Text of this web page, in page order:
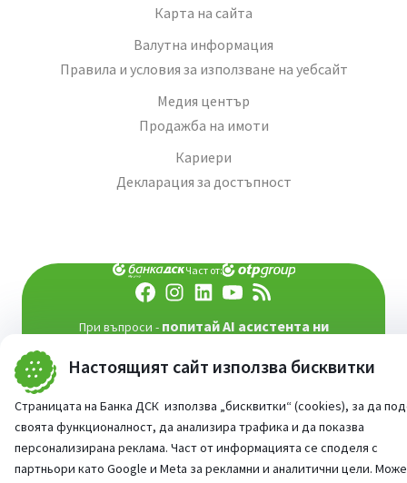
Настоящият сайт използва бисквитки
Страницата на Банка ДСК използва „бисквитки“ (cookies), за да
своята функционалност, да анализира трафика и да показва
персонализирана реклама. Част от информацията се споделя с
партньори като Google и Meta за рекламни и аналитични цели.
Карта на сайта
Валутна информация
Правила и условия за използване на уебсайт
Медия център
Продажба на имоти
Кариери
Декларация за достъпност
Част от:
При въпроси - попитай AI асистента ни
Сайт от:StudioX